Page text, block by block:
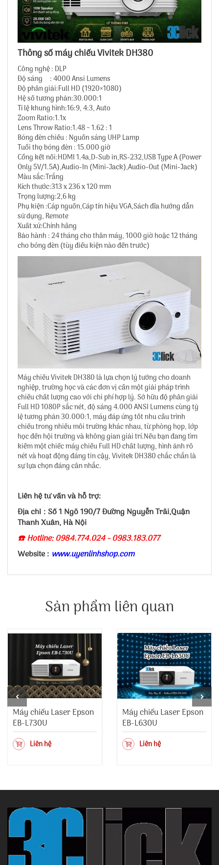
Thông số máy chiếu Vivitek DH380
Công nghệ : DLP
Độ sáng : 4000 Ansi Lumens
Độ phân giải:Full HD (1920×1080)
Hệ số tương phản:30.000:1
Tỉ lệ khung hình:16:9, 4:3, Auto
Zoom Ratio:1.1x
Lens Throw Ratio:1.48 ~ 1.62 : 1
Bóng đèn chiếu : Nguồn sáng UHP Lamp
Tuổi thọ bóng đèn : 15.000 giờ
Cổng kết nối:HDMI 1.4a,D-Sub in,RS-232,USB Type A (Power
Only 5V/1.5A),Audio-In (Mini-Jack),Audio-Out (Mini-Jack)
Màu sắc:Trắng
Kích thước:313 x 236 x 120 mm
Trọng lượng:2,6 kg
Phụ kiện :Cáp nguồn,Cáp tín hiệu VGA,Sách đĩa hướng dẫn
sử dụng, Remote
Xuất xứ:Chính hãng
Bảo hành : 24 tháng cho thân máy, 1000 giờ hoặc 12 tháng
cho bóng đèn (tùy điều kiện nào đến trước)
Máy chiếu Vivitek DH380 là lựa chọn lý tưởng cho doanh
nghiệp, trường học và các đơn vị cần một giải pháp trình
chiếu chất lượng cao với chi phí hợp lý. Sở hữu độ phân giải
Full HD 1080P sắc nét, độ sáng 4.000 ANSI Lumens cùng tỷ
lệ tương phản 30.000:1, máy đáp ứng tốt nhu cầu trình
chiếu trong nhiều môi trường khác nhau, từ phòng họp, lớp
học đến hội trường và không gian giải trí.Nếu bạn đang tìm
kiếm một chiếc máy chiếu Full HD chất lượng, hình ảnh rõ
nét và hoạt động đáng tin cậy, Vivitek DH380 chắc chắn là
sự lựa chọn đáng cân nhắc.
Liên hệ tư vấn và hỗ trợ:
Địa chỉ : Số 1 Ngõ 190/7 Đường Nguyễn Trãi,Quận
Thanh Xuân, Hà Nội
☎️ Hotline: 0984.774.024 - 0983.183.077
Website : www.uyenlinhshop.com
Sản phẩm liên quan
Máy chiếu Laser Epson
EB-L730U
Liên hệ
Máy chiếu Laser Epson
EB-L630U
Liên hệ